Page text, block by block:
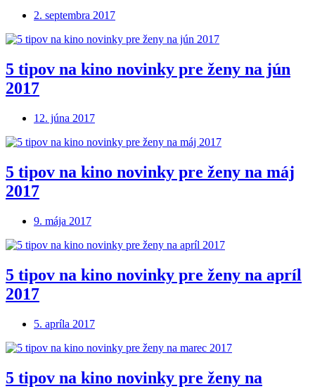
2. septembra 2017
5 tipov na kino novinky pre ženy na jún
2017
12. júna 2017
5 tipov na kino novinky pre ženy na máj
2017
9. mája 2017
5 tipov na kino novinky pre ženy na apríl
2017
5. apríla 2017
5 tipov na kino novinky pre ženy na